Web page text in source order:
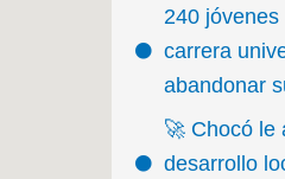
t
o
k
e
b
o
k
240
carrera
abandonar
🚀 Chocó le
desarrollo